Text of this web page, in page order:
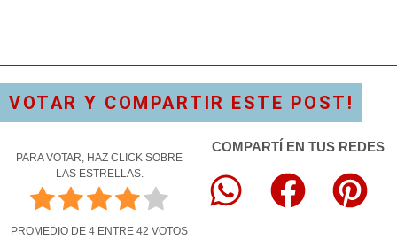
VOTAR Y COMPARTIR ESTE POST!
PARA VOTAR, HAZ CLICK SOBRE
LAS ESTRELLAS.
PROMEDIO DE 4 ENTRE 42 VOTOS
COMPARTÍ EN TUS REDES